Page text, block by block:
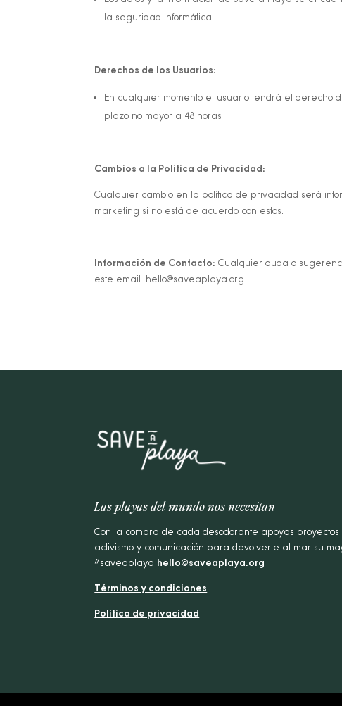
la seguridad informática
Derechos de los Usuarios:
En cualquier momento el usuario tendrá el derecho
plazo no mayor a 48 horas
Cambios a la Política de Privacidad:
Cualquier cambio en la política de privacidad será
marketing si no está de acuerdo con estos.
Información de Contacto: Cualquier duda o
este email: hello@saveaplaya.org
Las playas del mundo nos necesitan
Con la compra de cada desodorante apoyas
activismo y comunicación para devolverle al mar su
#saveaplaya hello@saveaplaya.org
Términos y condiciones
Política de privacidad